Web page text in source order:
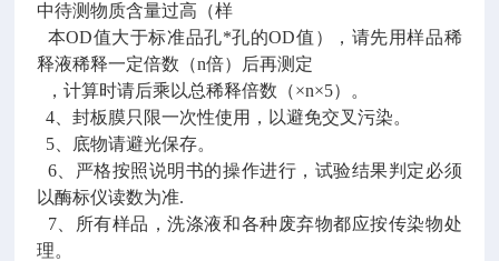
中待测物质含量过高（样
本OD值大于标准品孔*孔的OD值），请先用样品稀
释液稀释一定倍数（n倍）后再测定
，计算时请后乘以总稀释倍数（×n×5）。
4、封板膜只限一次性使用，以避免交叉污染。
5、底物请避光保存。
6、严格按照说明书的操作进行，试验结果判定必须
以酶标仪读数为准.
7、所有样品，洗涤液和各种废弃物都应按传染物处
理。